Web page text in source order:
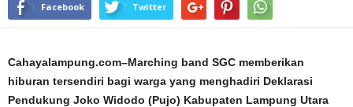
Facebook Twitter
Cahayalampung.com–Marching band SGC memberikan
hiburan tersendiri bagi warga yang menghadiri Deklarasi
Pendukung Joko Widodo (Pujo) Kabupaten Lampung Utara